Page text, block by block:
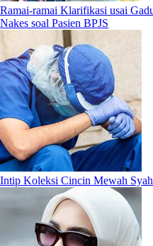
Ramai-ramai Klarifikasi usai
Nakes soal Pasien BPJS
Intip Koleksi Cincin Mewah